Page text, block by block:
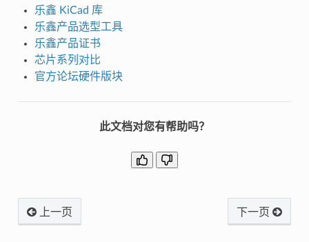
乐鑫 KiCad 库
乐鑫产品选型工具
乐鑫产品证书
芯片系列对比
官方论坛硬件版块
此文档对您有帮助吗？
上一页 下一页